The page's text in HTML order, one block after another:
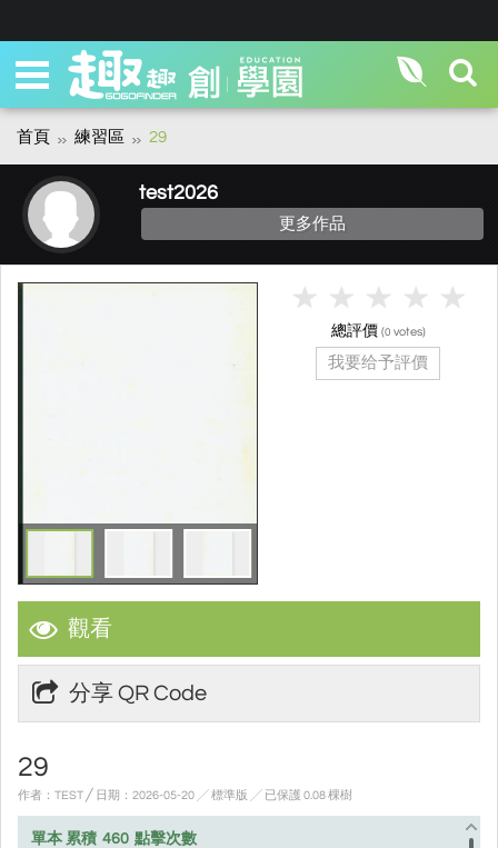
首頁 練習區 29
test2026
更多作品
觀看
分享 QR Code
29
作者：TEST ╱ 日期：2026-05-20 ╱ 標準版 ╱ 已保護 0.08 棵樹
單本 累積 460 點擊次數
總評價 (0 votes)
我要给予評價